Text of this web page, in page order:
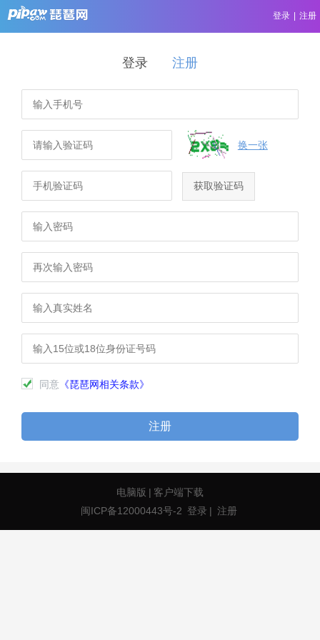
登录 注册
登录 注册
换一张
获取验证码
同意 《琵琶网相关条款》
注册
电脑版 | 客户端下载
闽ICP备12000443号-2 登录 | 注册